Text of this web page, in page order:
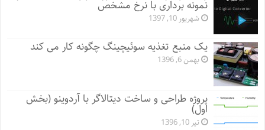
نمونه برداری با نرخ مشخص
شهریور 10, 1397
یک منبع تغذیه سوئیچینگ چگونه کار می کند
بهمن 6, 1396
پروژه طراحی و ساخت دیتالاگر با آردوینو (بخش
اول)
تیر 10, 1396